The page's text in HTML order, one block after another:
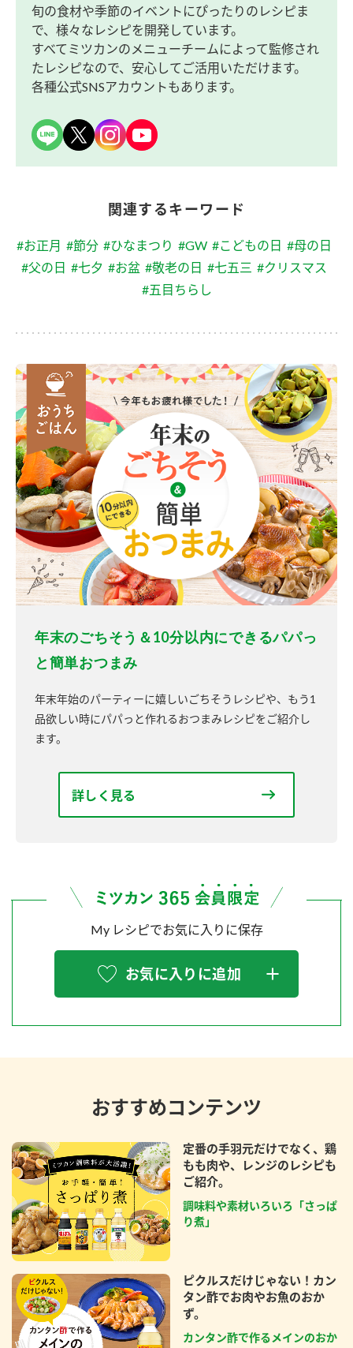
旬の食材や季節のイベントにぴったりのレシピま
で、様々なレシピを開発しています。
すべてミツカンのメニューチームによって監修され
たレシピなので、安心してご活用いただけます。
各種公式SNSアカウントもあります。
関連するキーワード
#お正月 #節分 #ひなまつり #GW #こどもの日 #母の日
#父の日 #七夕 #お盆 #敬老の日 #七五三 #クリスマス
#五目ちらし
年末のごちそう＆10分以内にできるパパっ
と簡単おつまみ
年末年始のパーティーに嬉しいごちそうレシピや、もう1
品欲しい時にパパっと作れるおつまみレシピをご紹介し
ます。
詳しく見る
My レシピでお気に入りに保存
お気に入りに追加
おすすめコンテンツ
定番の手羽元だけでなく、鶏
もも肉や、レンジのレシピも
ご紹介。
調味料や素材いろいろ「さっぱ
り煮」
ピクルスだけじゃない！カン
タン酢でお肉やお魚のおか
ず。
カンタン酢で作るメインのおか